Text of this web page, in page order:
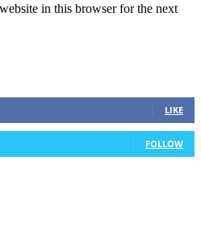
in this browser for the next
LIKE
FOLLOW